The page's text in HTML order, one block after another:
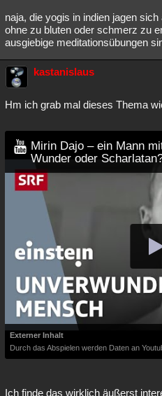
Musik Clash
Übersichten
Besucht
Lesenswert
naja, die yogis in indien jagen
ohne zu bluten oder schmerz zu
ausgiebige meditationsübungen
kastanislaus
Hm ich grab mal dieses Thema
Mirin Dajo – ein Mann
Wunder oder
Externer Inhalt
Durch das Abspielen werden Daten an
Ich finde das wirklich äußerst